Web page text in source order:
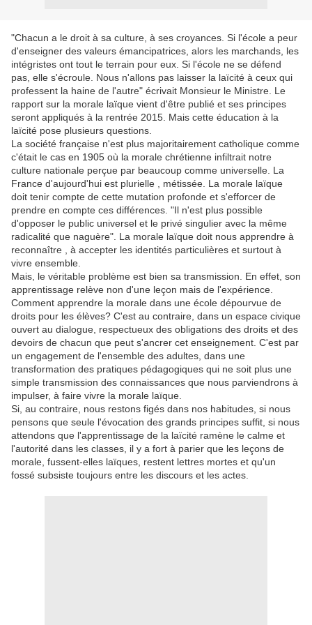
"Chacun a le droit à sa culture, à ses croyances. Si l'école a peur
d'enseigner des valeurs émancipatrices, alors les marchands, les
intégristes ont tout le terrain pour eux. Si l'école ne se défend
pas, elle s'écroule. Nous n'allons pas laisser la laïcité à ceux qui
professent la haine de l'autre" écrivait Monsieur le Ministre. Le
rapport sur la morale laïque vient d'être publié et ses principes
seront appliqués à la rentrée 2015. Mais cette éducation à la
laïcité pose plusieurs questions.
La société française n'est plus majoritairement catholique comme
c'était le cas en 1905 où la morale chrétienne infiltrait notre
culture nationale perçue par beaucoup comme universelle. La
France d'aujourd'hui est plurielle , métissée. La morale laïque
doit tenir compte de cette mutation profonde et s'efforcer de
prendre en compte ces différences. "Il n'est plus possible
d'opposer le public universel et le privé singulier avec la même
radicalité que naguère". La morale laïque doit nous apprendre à
reconnaître , à accepter les identités particulières et surtout à
vivre ensemble.
Mais, le véritable problème est bien sa transmission. En effet, son
apprentissage relève non d'une leçon mais de l'expérience.
Comment apprendre la morale dans une école dépourvue de
droits pour les élèves? C'est au contraire, dans un espace civique
ouvert au dialogue, respectueux des obligations des droits et des
devoirs de chacun que peut s'ancrer cet enseignement. C'est par
un engagement de l'ensemble des adultes, dans une
transformation des pratiques pédagogiques qui ne soit plus une
simple transmission des connaissances que nous parviendrons à
impulser, à faire vivre la morale laïque.
Si, au contraire, nous restons figés dans nos habitudes, si nous
pensons que seule l'évocation des grands principes suffit, si nous
attendons que l'apprentissage de la laïcité ramène le calme et
l'autorité dans les classes, il y a fort à parier que les leçons de
morale, fussent-elles laïques, restent lettres mortes et qu'un
fossé subsiste toujours entre les discours et les actes.